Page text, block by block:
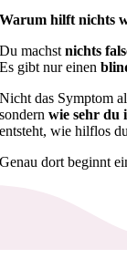
Warum hilft nichts
Du machstnichts
Es gibt nur einen
Nicht das Symptom
sondernwie sehr du
entsteht, wie hilflos
Genau dort beginnt